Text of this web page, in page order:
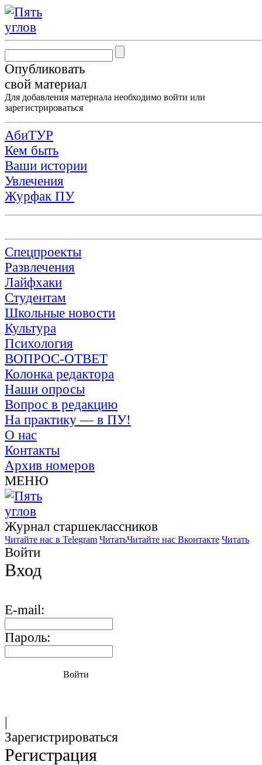
Опубликовать
свой материал
Для добавления материала необходимо войти или
зарегистрироваться
АбиТУР
Кем быть
Ваши истории
Увлечения
Журфак ПУ
Спецпроекты
Развлечения
Лайфхаки
Студентам
Школьные новости
Культура
Психология
ВОПРОС-ОТВЕТ
Колонка редактора
Наши опросы
Вопрос в редакцию
На практику — в ПУ!
О нас
Контакты
Архив номеров
МЕНЮ
Журнал старшекласcников
Читайте нас в Telegram ЧитатьЧитайте нас Вконтакте Читать
Войти
Вход
E-mail:
Пароль:
Войти
|
Зарегистрироваться
Регистрация